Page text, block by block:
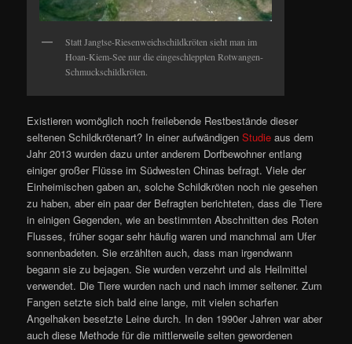
Statt Jangtse-Riesenweichschildkröten sieht man im
Hoan-Kiem-See nur die eingeschleppten Rotwangen-
Schmuckschildkröten.
Existieren womöglich noch freilebende Restbestände dieser
seltenen Schildkrötenart? In einer aufwändigenStudie aus dem
Jahr 2013 wurden dazu unter anderem Dorfbewohner entlang
einiger großer Flüsse im Südwesten Chinas befragt. Viele der
Einheimischen gaben an, solche Schildkröten noch nie gesehen
zu haben, aber ein paar der Befragten berichteten, dass die Tiere
in einigen Gegenden, wie an bestimmten Abschnitten des Roten
Flusses, früher sogar sehr häufig waren und manchmal am Ufer
sonnenbadeten. Sie erzählten auch, dass man irgendwann
begann sie zu bejagen. Sie wurden verzehrt und als Heilmittel
verwendet. Die Tiere wurden nach und nach immer seltener. Zum
Fangen setzte sich bald eine lange, mit vielen scharfen
Angelhaken besetzte Leine durch. In den 1990er Jahren war aber
auch diese Methode für die mittlerweile selten gewordenen